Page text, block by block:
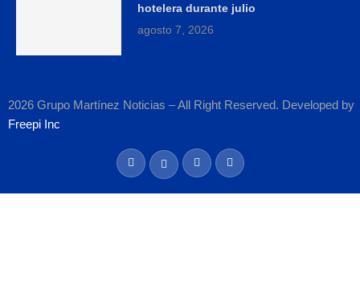
hotelera durante julio
agosto 7, 2026
2026 Grupo Martínez Noticias – All Right Reserved. Developed by
Freepi Inc